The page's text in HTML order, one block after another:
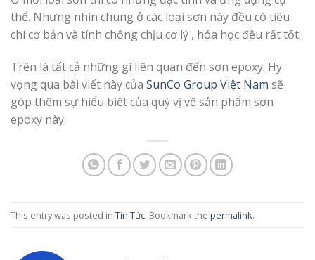
thể. Nhưng nhìn chung ở các loại sơn này đều có tiêu
chí cơ bản và tính chống chịu cơ lý , hóa học đều rất tốt.
Trên là tất cả những gì liên quan đến sơn epoxy. Hy
vọng qua bài viết này của SunCo Group Việt Nam sẽ
góp thêm sự hiểu biết của quý vị về sản phẩm sơn
epoxy này.
This entry was posted in Tin Tức. Bookmark the permalink.